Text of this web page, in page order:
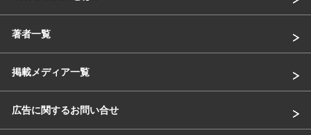
著者一覧
掲載メディア一覧
広告に関するお問い合せ